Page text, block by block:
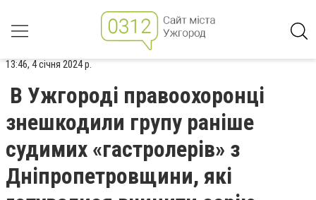
13:46, 4 січня 2024 р.
В Ужгороді правоохоронці
знешкодили групу раніше
судимих «гастролерів» з
Дніпропетровщини, які